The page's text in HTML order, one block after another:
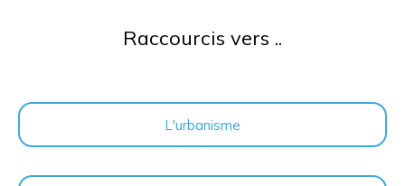
Raccourcis vers ..
L'urbanisme